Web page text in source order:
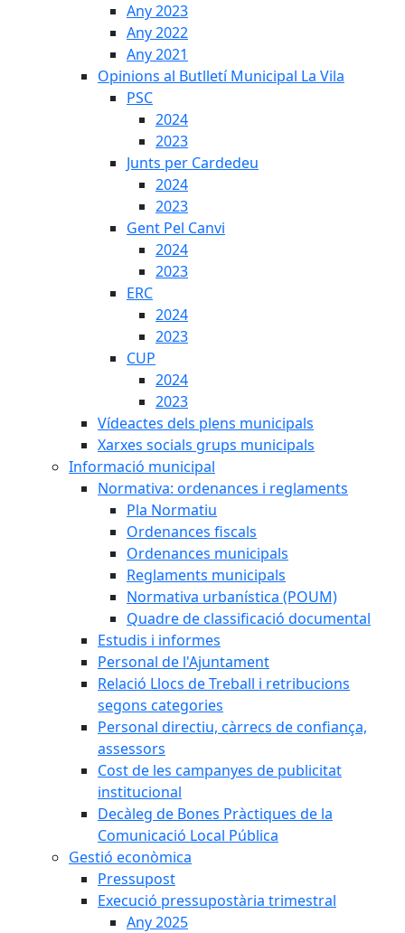
Any 2023
Any 2022
Any 2021
Opinions al Butlletí Municipal La Vila
PSC
2024
2023
Junts per Cardedeu
2024
2023
Gent Pel Canvi
2024
2023
ERC
2024
2023
CUP
2024
2023
Vídeactes dels plens municipals
Xarxes socials grups municipals
Informació municipal
Normativa: ordenances i reglaments
Pla Normatiu
Ordenances fiscals
Ordenances municipals
Reglaments municipals
Normativa urbanística (POUM)
Quadre de classificació documental
Estudis i informes
Personal de l'Ajuntament
Relació Llocs de Treball i retribucions
segons categories
Personal directiu, càrrecs de confiança,
assessors
Cost de les campanyes de publicitat
institucional
Decàleg de Bones Pràctiques de la
Comunicació Local Pública
Gestió econòmica
Pressupost
Execució pressupostària trimestral
Any 2025